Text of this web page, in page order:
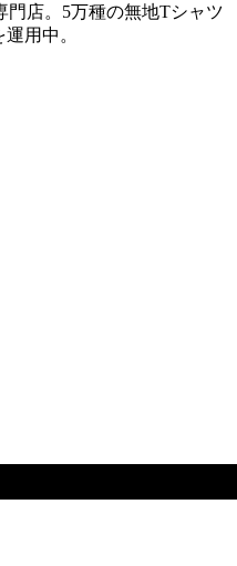
門店。5万種の無地Tシャツ
用中。